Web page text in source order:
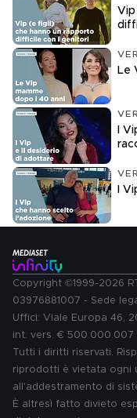
Le
I
I
Copyright ©1999-2026
03976881007 - Sede
Uffici: Viale Europa 46,
int. vers. € 500.000.007
Tutti i diritti riservati.
riprodotti è vietata ogni
all'addestramento di
È altresì fatto divieto